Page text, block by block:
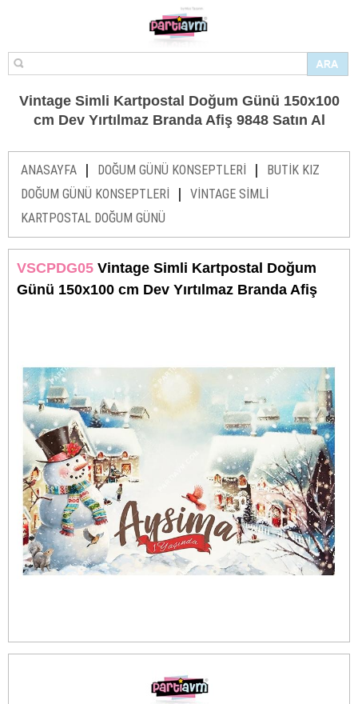
Vintage Simli Kartpostal Doğum Günü 150x100
cm Dev Yırtılmaz Branda Afiş 9848 Satın Al
ANASAYFA | DOĞUM GÜNÜ KONSEPTLERİ |
BUTİK KIZ
DOĞUM GÜNÜ KONSEPTLERİ
|
VİNTAGE SİMLİ
KARTPOSTAL DOĞUM GÜNÜ
VSCPDG05 Vintage Simli Kartpostal Doğum
Günü 150x100 cm Dev Yırtılmaz Branda Afiş